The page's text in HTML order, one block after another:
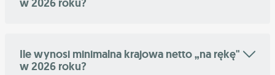
w 2026 roku?
Ile wynosi minimalna krajowa netto „na rękę"
w 2026 roku?